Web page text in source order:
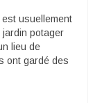
usuellement
jardin potager
lieu de
ont gardé des